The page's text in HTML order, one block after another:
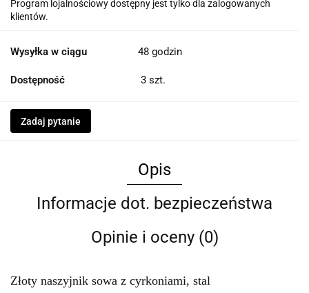
Program lojalnościowy dostępny jest tylko dla zalogowanych
klientów.
Wysyłka w ciągu 48 godzin
Dostępność 3 szt.
Zadaj pytanie
Opis
Informacje dot. bezpieczeństwa
Opinie i oceny (0)
Złoty naszyjnik sowa z cyrkoniami, stal